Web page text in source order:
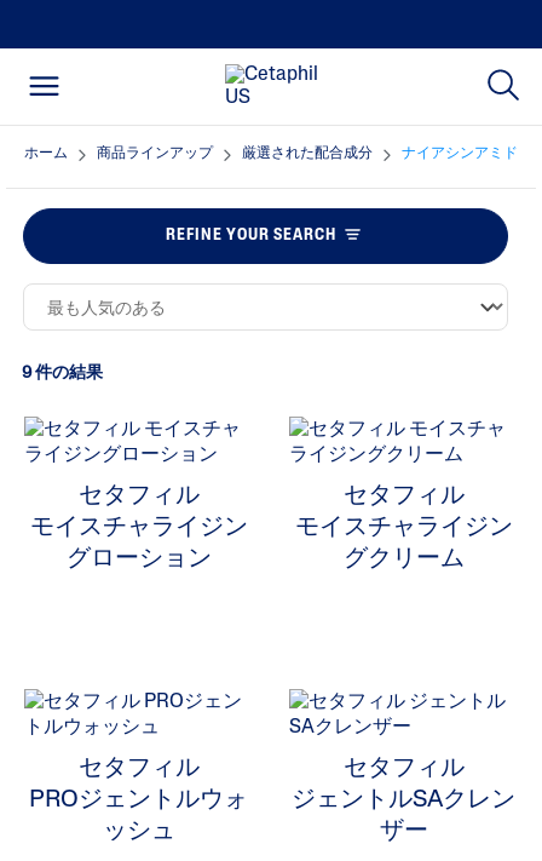
ホーム 商品ラインアップ 厳選された配合成分 ナイアシンアミド
REFINE YOUR SEARCH
ALL FILTERS
厳選された配合成分
製品タイプから選ぶで絞り込み: 厳選された配合成分
9 件の結果
セタフィル
モイスチャライジン
グローション
セタフィル
モイスチャライジン
グクリーム
セタフィル
PROジェントルウォ
ッシュ
セタフィル
ジェントルSAクレン
ザー